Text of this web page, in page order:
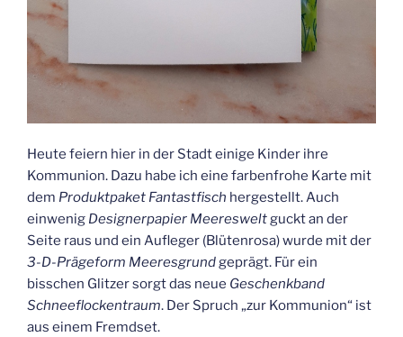
Heute feiern hier in der Stadt einige Kinder ihre
Kommunion. Dazu habe ich eine farbenfrohe Karte mit
dem Produktpaket Fantastfisch hergestellt. Auch
einwenig Designerpapier Meeresweltguckt an der
Seite raus und ein Aufleger (Blütenrosa) wurde mit der
3-D-Prägeform Meeresgrundgeprägt. Für ein
bisschen Glitzer sorgt das neue Geschenkband
Schneeflockentraum. Der Spruch „zur Kommunion“ ist
aus einem Fremdset.